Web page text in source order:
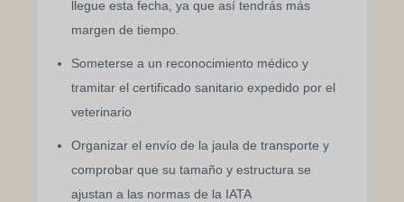
llegue esta fecha, ya que así tendrás más
margen de tiempo.
Someterse a un reconocimiento médico y
tramitar el certificado sanitario expedido por el
veterinario
Organizar el envío de la jaula de transporte y
comprobar que su tamaño y estructura se
ajustan a las normas de la IATA